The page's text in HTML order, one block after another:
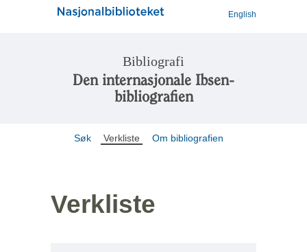
English
Bibliografi
Den internasjonale Ibsen-
bibliografien
Søk Verkliste Om bibliografien
Verkliste